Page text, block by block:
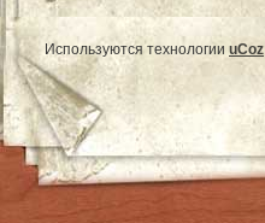
Используются технологии uCoz